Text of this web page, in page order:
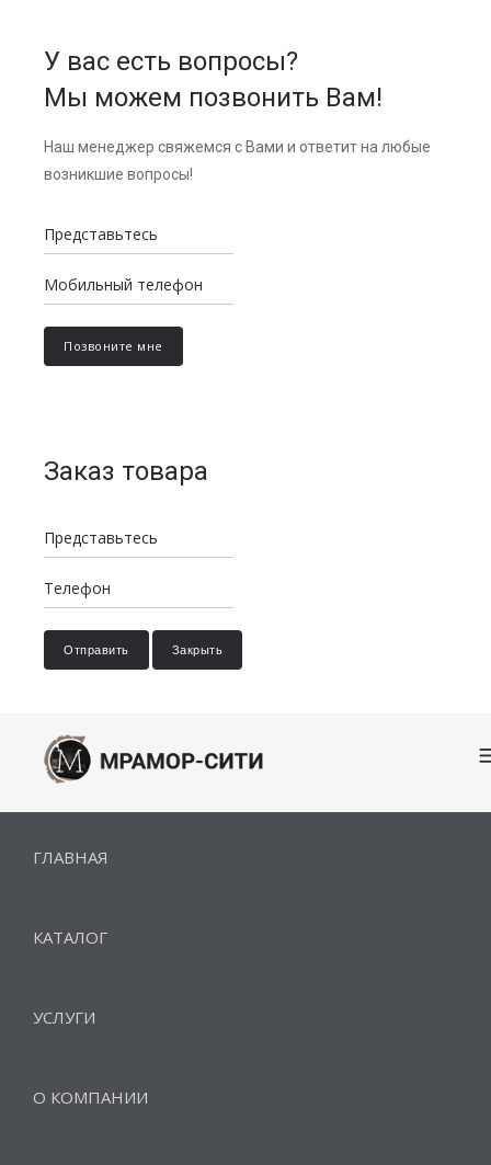
У вас есть вопросы?
Мы можем позвонить Вам!
Наш менеджер свяжемся с Вами и ответит на любые
возникшие вопросы!
Заказ товара
Отправить Закрыть
ГЛАВНАЯ
КАТАЛОГ
УСЛУГИ
О КОМПАНИИ